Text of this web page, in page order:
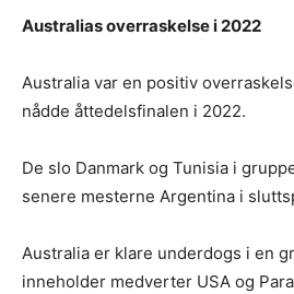
Australias overraskelse i 2022
Australia var en positiv
nådde åttedelsfinalen i 2022.
De slo Danmark og Tunisia i
senere mesterne Argentina i
Australia er klare underdogs i en
inneholder medverter USA og